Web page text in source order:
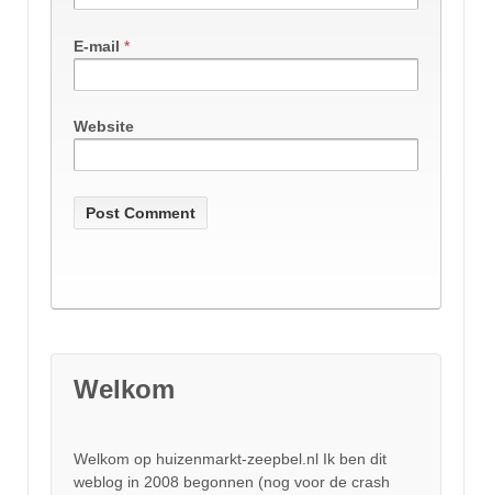
E-mail *
Website
Welkom
Welkom op huizenmarkt-zeepbel.nl Ik ben dit
weblog in 2008 begonnen (nog voor de crash